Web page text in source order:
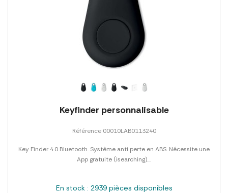
Keyfinder personnalisable
Référence 00010LAB0113240
Key Finder 4.0 Bluetooth. Système anti perte en ABS. Nécessite une
App gratuite (isearching)....
En stock : 2939 pièces disponibles